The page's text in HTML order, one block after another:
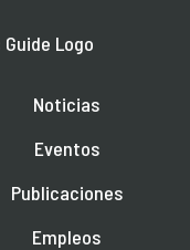
Noticias
Eventos
Publicaciones
Empleos